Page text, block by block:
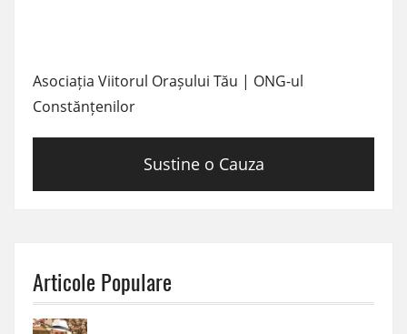
Asociația Viitorul Orașului Tău | ONG-ul
Constănțenilor
Sustine o Cauza
Articole Populare